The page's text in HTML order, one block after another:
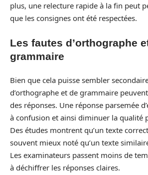
plus, une relecture rapide à la fin peut
que les consignes ont été respectées.
Les fautes d’orthographe
grammaire
Bien que cela puisse sembler
d’orthographe et de grammaire
des réponses. Une réponse parsemée
à confusion et ainsi diminuer la qualité
Des études montrent qu’un texte
souvent mieux noté qu’un texte
Les examinateurs passent moins de
à déchiffrer les réponses claires.